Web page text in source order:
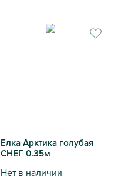
Елка Арктика голубая
СНЕГ 0.35м
Нет в наличии